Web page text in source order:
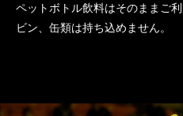
ペットボトル飲料はそのままご利
ビン、缶類は持ち込めません。